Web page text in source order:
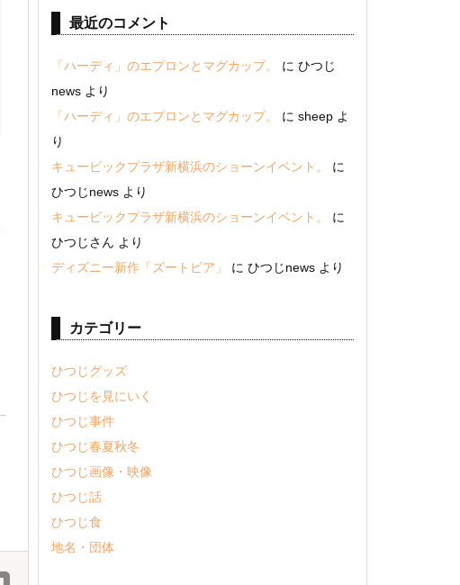
最近のコメント
「ハーディ」のエプロンとマグカップ。 に ひつじ
news より
「ハーディ」のエプロンとマグカップ。
に sheep よ
り
キュービックプラザ新横浜のショーンイベント。
に
ひつじnews より
キュービックプラザ新横浜のショーンイベント。
に
ひつじさん より
ディズニー新作「ズートピア」
に ひつじnews より
カテゴリー
ひつじグッズ
ひつじを見にいく
ひつじ事件
ひつじ春夏秋冬
ひつじ画像・映像
ひつじ話
ひつじ食
地名・団体